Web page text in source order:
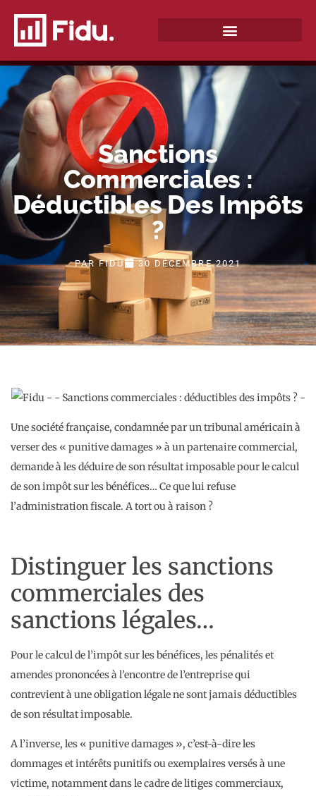
Sanctions
Commerciales :
Déductibles Des Impôts
?
PAR FIDU 30 DÉCEMBRE 2021
Une société française, condamnée par un tribunal américain à
verser des « punitive damages » à un partenaire commercial,
demande à les déduire de son résultat imposable pour le calcul
de son impôt sur les bénéfices… Ce que lui refuse
l’administration fiscale. A tort ou à raison ?
Distinguer les sanctions
commerciales des
sanctions légales…
Pour le calcul de l’impôt sur les bénéfices, les pénalités et
amendes prononcées à l’encontre de l’entreprise qui
contrevient à une obligation légale ne sont jamais déductibles
de son résultat imposable.
A l’inverse, les « punitive damages », c’est-à-dire les
dommages et intérêts punitifs ou exemplaires versés à une
victime, notamment dans le cadre de litiges commerciaux,